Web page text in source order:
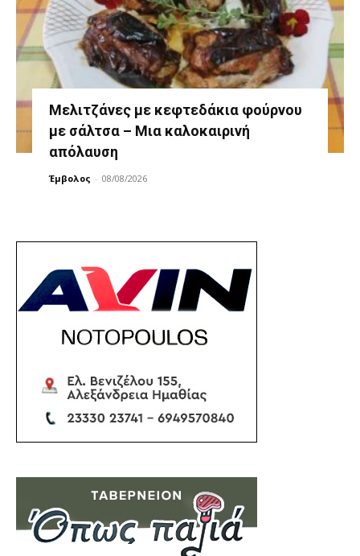
Μελιτζάνες με κεφτεδάκια φούρνου
με σάλτσα – Μια καλοκαιρινή
απόλαυση
Έμβολος - 08/08/2026